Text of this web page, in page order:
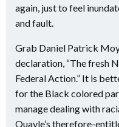
again, just to feel
and fault.
Grab Daniel Patrick
declaration, “The fresh
Federal Action.” It is
for the Black colored
manage dealing with
Quayle’s therefore-